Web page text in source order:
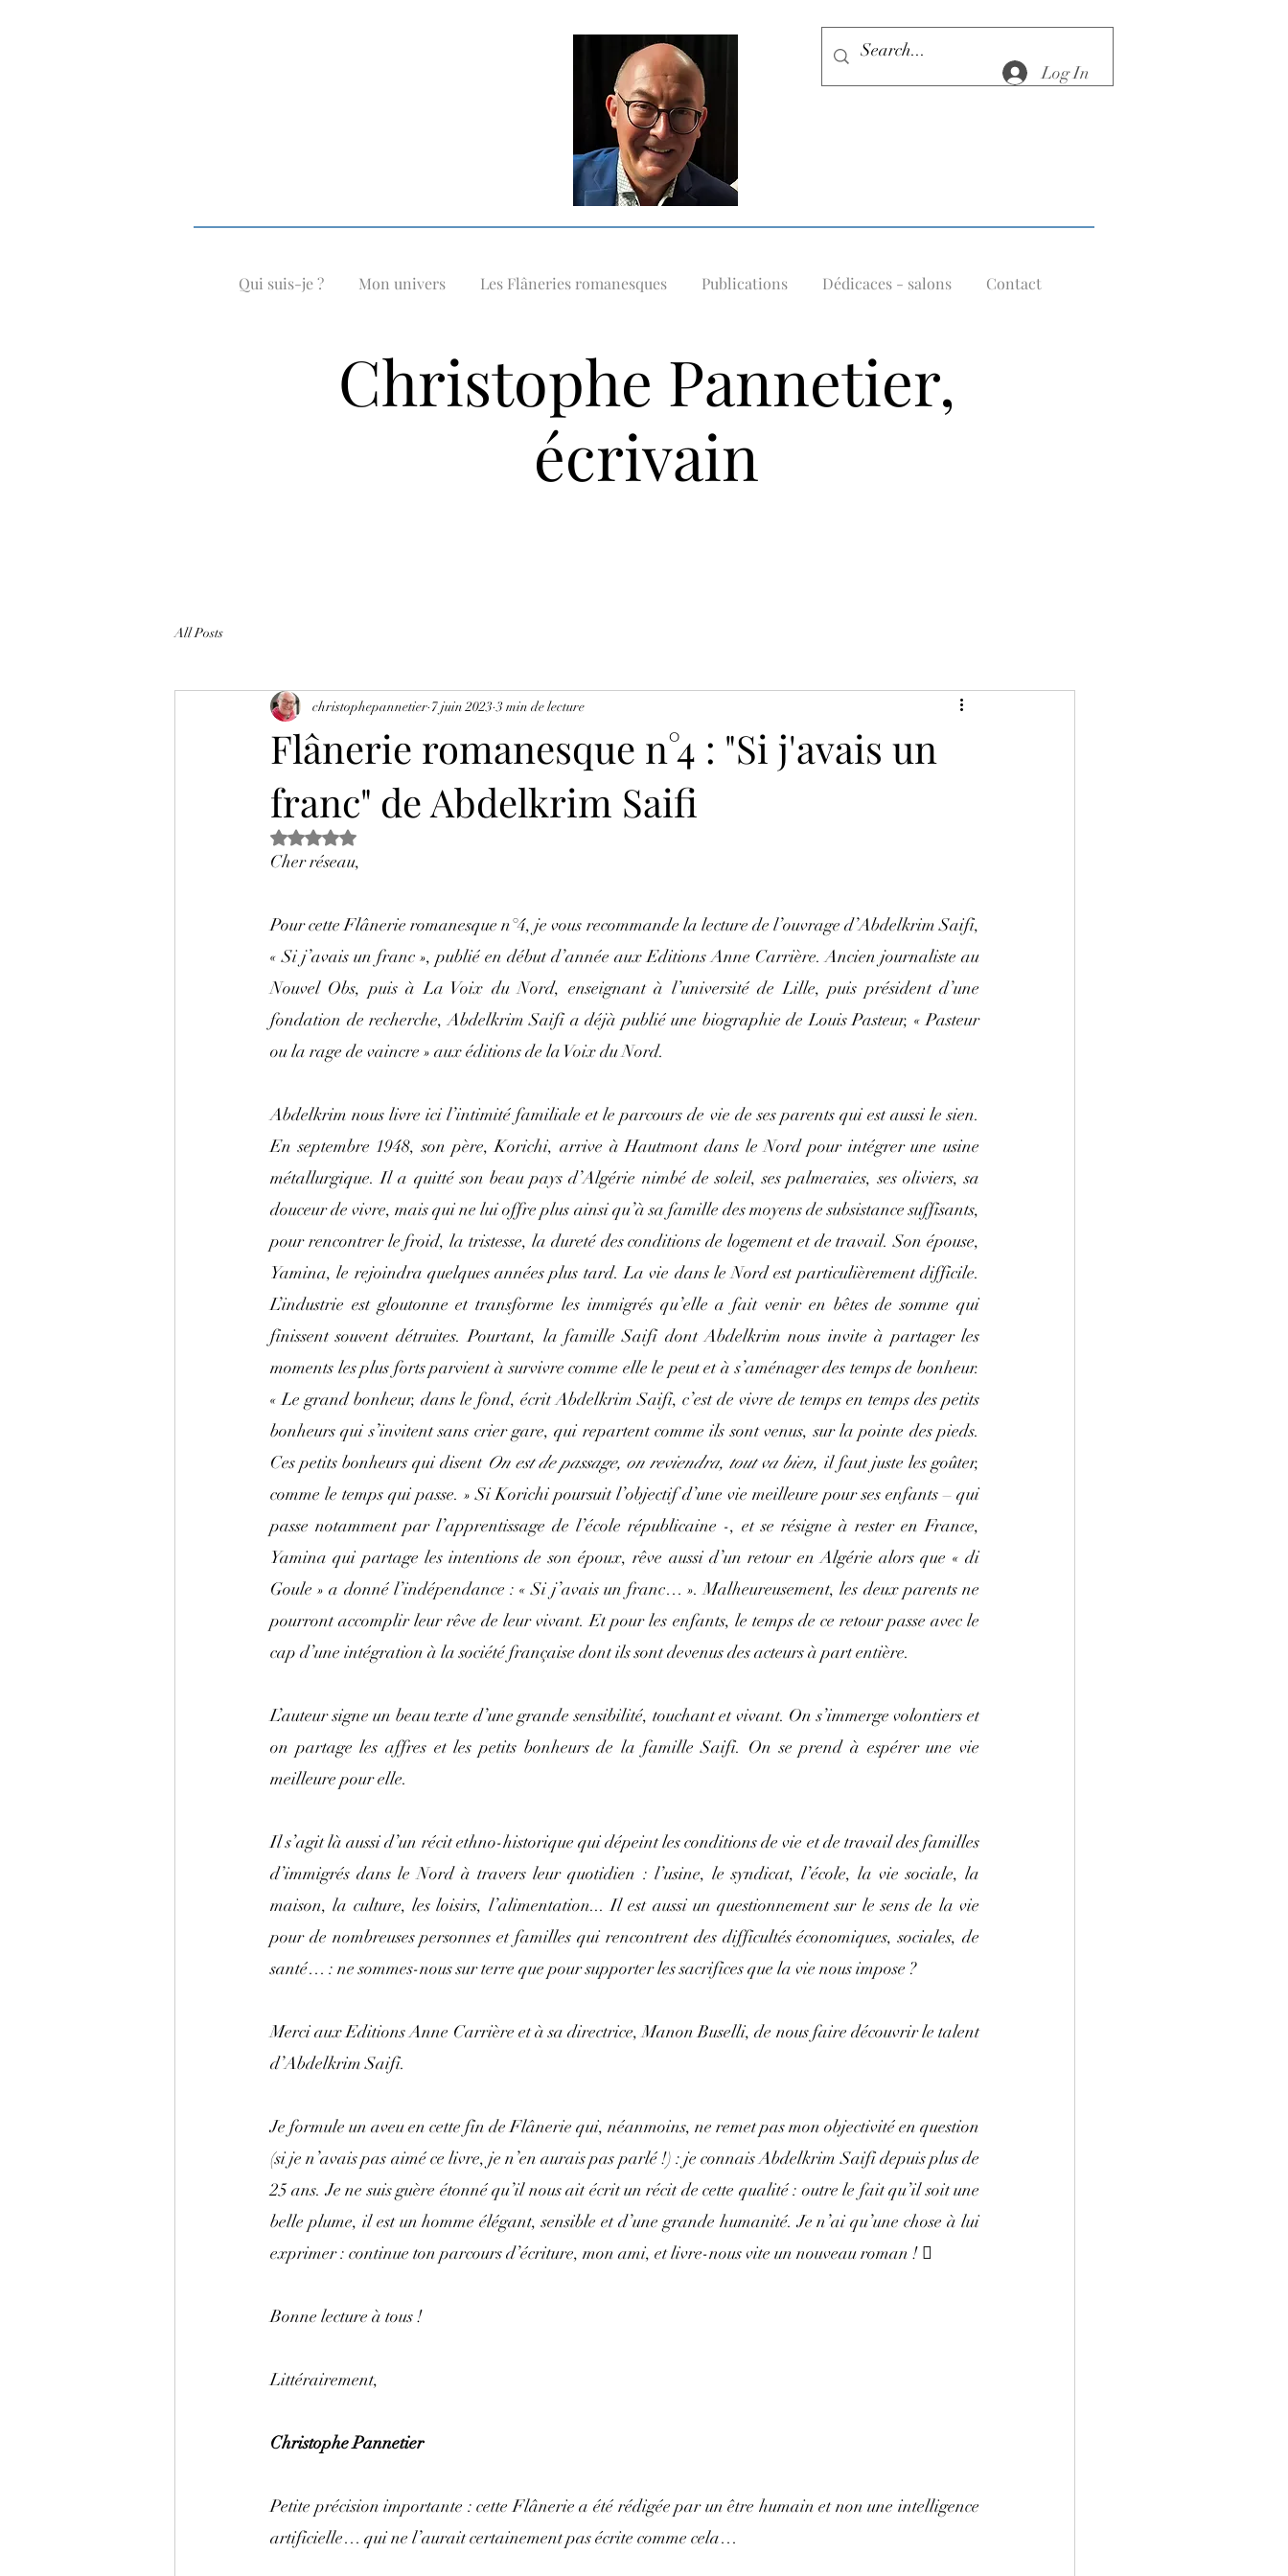
Log In
Qui suis-je ? Mon univers Les Flâneries romanesques Publications Dédicaces - salons Contact
Christophe Pannetier,
écrivain
All Posts
Flânerie romanesque n°4 : "Si j'avais un
franc" de Abdelkrim Saifi
christophepannetier 7 juin 2023 3 min de lecture
Noté NaN étoiles sur 5.
Cher réseau,
Pour cette Flânerie romanesque n°4, je vous recommande la lecture de l’ouvrage d’Abdelkrim Saifi,
« Si j’avais un franc », publié en début d’année aux Editions Anne Carrière. Ancien journaliste au
Nouvel Obs, puis à La Voix du Nord, enseignant à l’université de Lille, puis président d’une
fondation de recherche, Abdelkrim Saifi a déjà publié une biographie de Louis Pasteur, « Pasteur
ou la rage de vaincre » aux éditions de la Voix du Nord.
Abdelkrim nous livre ici l’intimité familiale et le parcours de vie de ses parents qui est aussi le sien.
En septembre 1948, son père, Korichi, arrive à Hautmont dans le Nord pour intégrer une usine
métallurgique. Il a quitté son beau pays d’Algérie nimbé de soleil, ses palmeraies, ses oliviers, sa
douceur de vivre, mais qui ne lui offre plus ainsi qu’à sa famille des moyens de subsistance suffisants,
pour rencontrer le froid, la tristesse, la dureté des conditions de logement et de travail. Son épouse,
Yamina, le rejoindra quelques années plus tard. La vie dans le Nord est particulièrement difficile.
L’industrie est gloutonne et transforme les immigrés qu’elle a fait venir en bêtes de somme qui
finissent souvent détruites. Pourtant, la famille Saifi dont Abdelkrim nous invite à partager les
moments les plus forts parvient à survivre comme elle le peut et à s’aménager des temps de bonheur.
« Le grand bonheur, dans le fond, écrit Abdelkrim Saifi, c’est de vivre de temps en temps des petits
bonheurs qui s’invitent sans crier gare, qui repartent comme ils sont venus, sur la pointe des pieds.
Ces petits bonheurs qui disent On est de passage, on reviendra, tout va bien, il faut juste les goûter,
comme le temps qui passe. » Si Korichi poursuit l’objectif d’une vie meilleure pour ses enfants – qui
passe notamment par l’apprentissage de l’école républicaine -, et se résigne à rester en France,
Yamina qui partage les intentions de son époux, rêve aussi d’un retour en Algérie alors que « di
Goule » a donné l’indépendance : « Si j’avais un franc… ». Malheureusement, les deux parents ne
pourront accomplir leur rêve de leur vivant. Et pour les enfants, le temps de ce retour passe avec le
cap d’une intégration à la société française dont ils sont devenus des acteurs à part entière.
L’auteur signe un beau texte d’une grande sensibilité, touchant et vivant. On s’immerge volontiers et
on partage les affres et les petits bonheurs de la famille Saifi. On se prend à espérer une vie
meilleure pour elle.
Il s’agit là aussi d’un récit ethno-historique qui dépeint les conditions de vie et de travail des familles
d’immigrés dans le Nord à travers leur quotidien : l’usine, le syndicat, l’école, la vie sociale, la
maison, la culture, les loisirs, l’alimentation... Il est aussi un questionnement sur le sens de la vie
pour de nombreuses personnes et familles qui rencontrent des difficultés économiques, sociales, de
santé… : ne sommes-nous sur terre que pour supporter les sacrifices que la vie nous impose ?
Merci aux Editions Anne Carrière et à sa directrice, Manon Buselli, de nous faire découvrir le talent
d’Abdelkrim Saifi.
Je formule un aveu en cette fin de Flânerie qui, néanmoins, ne remet pas mon objectivité en question
(si je n’avais pas aimé ce livre, je n’en aurais pas parlé !) : je connais Abdelkrim Saifi depuis plus de
25 ans. Je ne suis guère étonné qu’il nous ait écrit un récit de cette qualité : outre le fait qu’il soit une
belle plume, il est un homme élégant, sensible et d’une grande humanité. Je n’ai qu’une chose à lui
exprimer : continue ton parcours d’écriture, mon ami, et livre-nous vite un nouveau roman ! 
Bonne lecture à tous !
Littérairement,
Christophe Pannetier
Petite précision importante : cette Flânerie a été rédigée par un être humain et non une intelligence
artificielle… qui ne l’aurait certainement pas écrite comme cela…